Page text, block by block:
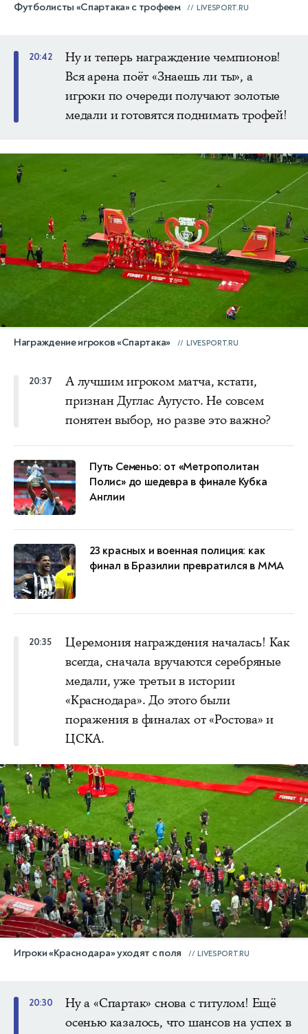
Футболисты «Спартака» с трофеем LIVESPORT.RU
20:42
Ну и теперь награждение чемпионов!
Вся арена поёт «Знаешь ли ты», а
игроки по очереди получают золотые
медали и готовятся поднимать трофей!
Награждение игроков «Спартака» LIVESPORT.RU
20:37
А лучшим игроком матча, кстати,
признан Дуглас Аугусто. Не совсем
понятен выбор, но разве это важно?
Путь Семеньо: от «Метрополитан
Полис» до шедевра в финале Кубка
Англии
23 красных и военная полиция: как
финал в Бразилии превратился в MMA
20:35
Церемония награждения началась! Как
всегда, сначала вручаются серебряные
медали, уже третьи в истории
«Краснодара». До этого были
поражения в финалах от «Ростова» и
ЦСКА.
Игроки «Краснодара» уходят с поля LIVESPORT.RU
20:30
Ну а «Спартак» снова с титулом! Ещё
осенью казалось, что шансов на успех в